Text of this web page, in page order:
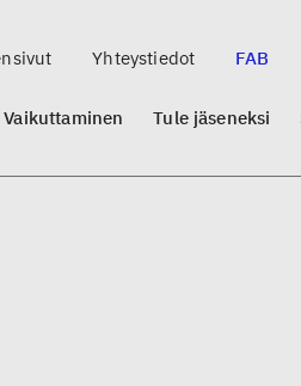
Yhteystiedot FAB
Vaikuttaminen Tule jäseneksi